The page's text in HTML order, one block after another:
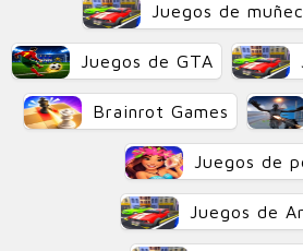
Juegos de
Juegos de GTA
Brainrot Games
Juegos de
Juegos de